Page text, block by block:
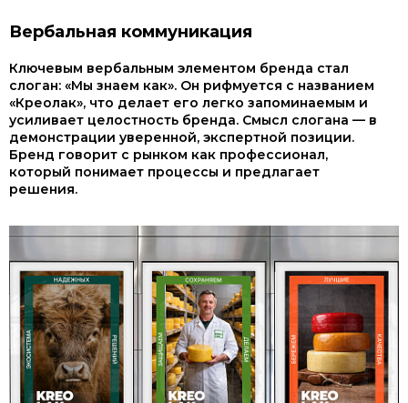
Вербальная коммуникация
Ключевым вербальным элементом бренда стал
слоган: «Мы знаем как». Он рифмуется с названием
«Креолак», что делает его легко запоминаемым и
усиливает целостность бренда. Смысл слогана — в
демонстрации уверенной, экспертной позиции.
Бренд говорит с рынком как профессионал,
который понимает процессы и предлагает
решения.